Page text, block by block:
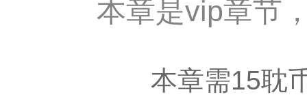
本章是vip章节
本章需15耽